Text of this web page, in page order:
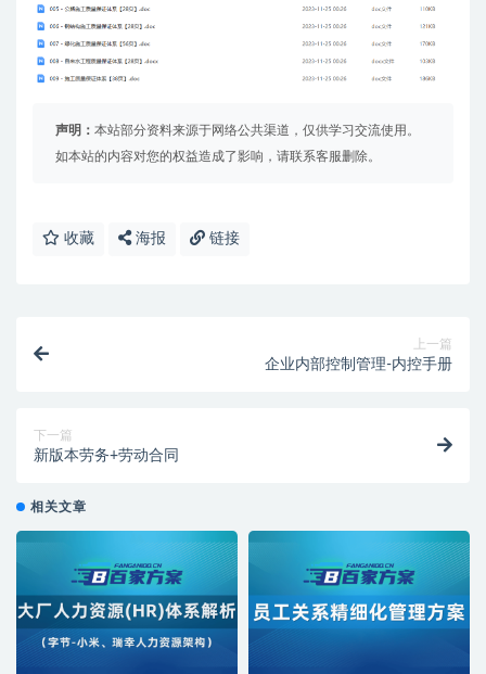
声明： 本站部分资料来源于网络公共渠道，仅供学习交流使用。
如本站的内容对您的权益造成了影响，请联系客服删除。
收藏 海报 链接
上一篇
企业内部控制管理-内控手册
下一篇
新版本劳务+劳动合同
相关文章